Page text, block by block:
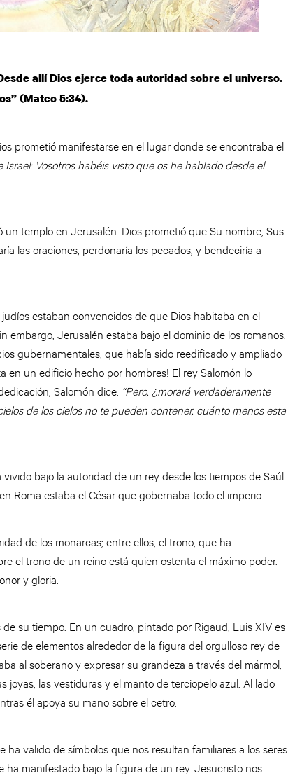
allí Dios ejerce toda autoridad sobre el universo.
(Mateo 5:34).
prometió manifestarse en el lugar donde se encontraba el
Israel: Vosotros habéis visto que os he hablado desde el
templo en Jerusalén. Dios prometió que Su nombre, Sus
las oraciones, perdonaría los pecados, y bendeciría a
estaban convencidos de que Dios habitaba en el
embargo, Jerusalén estaba bajo el dominio de los romanos.
gubernamentales, que había sido reedificado y ampliado
en un edificio hecho por hombres! El rey Salomón lo
Salomón dice: “Pero, ¿morará verdaderamente
de los cielos no te pueden contener, cuánto menos esta
bajo la autoridad de un rey desde los tiempos de Saúl.
Roma estaba el César que gobernaba todo el imperio.
de los monarcas; entre ellos, el trono, que ha
el trono de un reino está quien ostenta el máximo poder.
y gloria.
su tiempo. En un cuadro, pintado por Rigaud, Luis XIV es
de elementos alrededor de la figura del orgulloso rey de
al soberano y expresar su grandeza a través del mármol,
joyas, las vestiduras y el manto de terciopelo azul. Al lado
él apoya su mano sobre el cetro.
valido de símbolos que nos resultan familiares a los seres
ha manifestado bajo la figura de un rey. Jesucristo nos